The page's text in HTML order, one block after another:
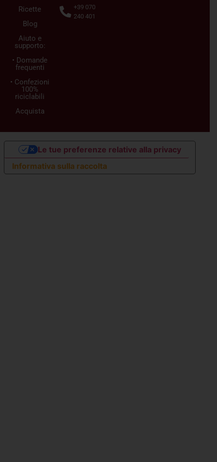
Ricette
Blog
Aiuto e
supporto:
• Domande
frequenti
• Confezioni
100%
riciclabili
Acquista
+39 070
240 401
Informativa sulla raccolta
Le tue preferenze relative alla privacy